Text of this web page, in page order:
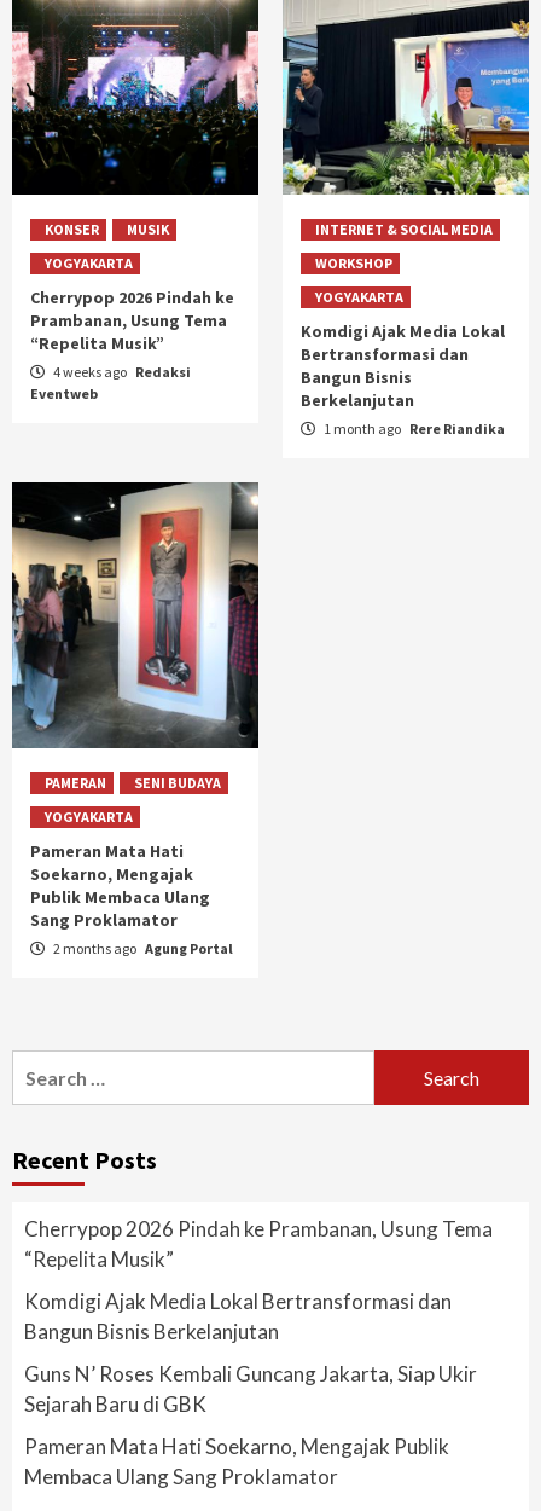
KONSER
MUSIK
YOGYAKARTA
Cherrypop 2026 Pindah ke
Prambanan, Usung Tema
“Repelita Musik”
4 weeks ago Redaksi
Eventweb
INTERNET & SOCIAL MEDIA
WORKSHOP
YOGYAKARTA
Komdigi Ajak Media Lokal
Bertransformasi dan
Bangun Bisnis
Berkelanjutan
1 month ago Rere Riandika
PAMERAN
SENI BUDAYA
YOGYAKARTA
Pameran Mata Hati
Soekarno, Mengajak
Publik Membaca Ulang
Sang Proklamator
2 months ago Agung Portal
for:
Recent Posts
Cherrypop 2026 Pindah ke Prambanan, Usung Tema
“Repelita Musik”
Komdigi Ajak Media Lokal Bertransformasi dan
Bangun Bisnis Berkelanjutan
Guns N’ Roses Kembali Guncang Jakarta, Siap Ukir
Sejarah Baru di GBK
Pameran Mata Hati Soekarno, Mengajak Publik
Membaca Ulang Sang Proklamator